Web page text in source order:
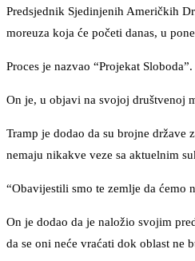
Predsjednik Sjedinjenih Američkih
moreuza koja će početi danas, u
Proces je nazvao “Projekat Sloboda”.
On je, u objavi na svojoj društvenoj
Tramp je dodao da su brojne
nemaju nikakve veze sa aktuelnim
“Obavijestili smo te zemlje da ćemo
On je dodao da je naložio svojim
da se oni neće vraćati dok oblast ne